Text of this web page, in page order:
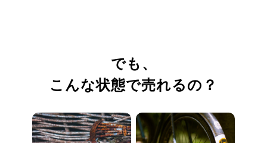
でも、
こんな状態で売れるの？